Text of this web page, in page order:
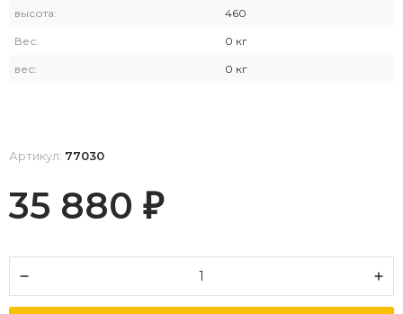
высота: 460
Вес: 0 кг
вес: 0 кг
Артикул: 77030
35 880 ₽